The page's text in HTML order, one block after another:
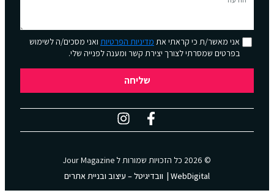
אני מאשר/ת כי קראתי אתמדיניות הפרטיותואני מסכים/ה לשימוש
בפרטים שמסרתי לצורך יצירת קשר ומענה לפנייה שלי.
שליחה
Jour Magazine
WebDigital | וובדיגיטל – עיצוב ובניית אתרים